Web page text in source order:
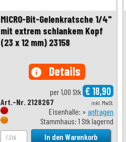
MICRO-Bit-Gelenkratsche 1/4"
mit extrem schlankem Kopf
(23 x 12 mm) 23158
info Details
per 1,00 Stk € 18,90
inkl. MwSt.
Art.-Nr. 2128267
Eisenhalle: » anfragen
Stammhaus: 1 Stk lagernd